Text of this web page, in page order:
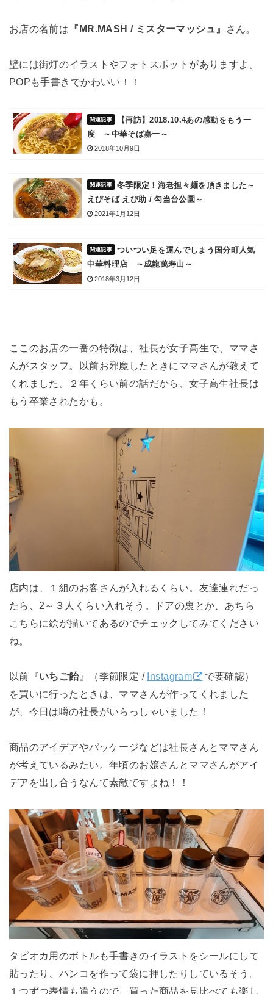
お店の名前は 『MR.MASH / ミスターマッシュ』 さん。
壁には街灯のイラストやフォトスポットがありますよ。
POPも手書きでかわいい！！
【再訪】2018.10.4あの感動をもう一
度 ～中華そば嘉一～
2018年10月9日
冬季限定！海老担々麺を頂きました～
えびそば えび助 / 勾当台公園～
2021年1月12日
ついつい足を運んでしまう国分町人気
中華料理店 ～成龍萬寿山～
2018年3月12日
ここのお店の一番の特徴は、社長が女子高生で、ママさ
んがスタッフ。以前お邪魔したときにママさんが教えて
くれました。２年くらい前の話だから、女子高生社長は
もう卒業されたかも。
店内は、１組のお客さんが入れるくらい。友達連れだっ
たら、2～３人くらい入れそう。ドアの裏とか、あちら
こちらに絵が描いてあるのでチェックしてみてください
ね。
以前『いちご飴』（季節限定 / Instagram
で要確認）
を買いに行ったときは、ママさんが作ってくれました
が、今日は噂の社長がいらっしゃいました！
商品のアイデアやパッケージなどは社長さんとママさん
が考えているみたい。年頃のお嬢さんとママさんがアイ
デアを出し合うなんて素敵ですよね！！
タピオカ用のボトルも手書きのイラストをシールにして
貼ったり、ハンコを作って袋に押したりしているそう。
１つずつ表情も違うので、買った商品を見比べても楽し